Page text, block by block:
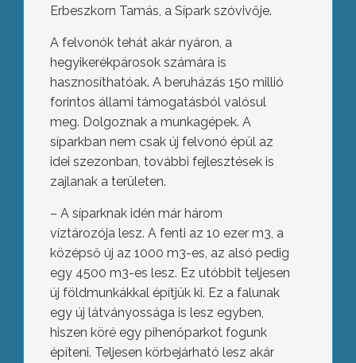
Erbeszkorn Tamás, a Sípark szóvivője.
A felvonók tehát akár nyáron, a
hegyikerékpárosok számára is
hasznosíthatóak. A beruházás 150 millió
forintos állami támogatásból valósul
meg. Dolgoznak a munkagépek. A
síparkban nem csak új felvonó épül az
idei szezonban, további fejlesztések is
zajlanak a területen.
– A síparknak idén már három
víztározója lesz. A fenti az 10 ezer m3, a
középső új az 1000 m3-es, az alsó pedig
egy 4500 m3-es lesz. Ez utóbbit teljesen
új földmunkákkal építjük ki. Ez a falunak
egy új látványossága is lesz egyben,
hiszen köré egy pihenőparkot fogunk
építeni. Teljesen körbejárható lesz akár